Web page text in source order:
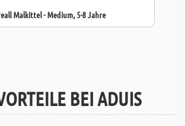
Malkittel - Medium, 5-8 Jahre
BEI ADUIS